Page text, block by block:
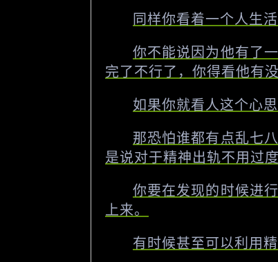
同样你看着一个人生
你不能说因为他有了
完了不行了，你得看他有
如果你就看人这个心
那恐怕谁都有点乱七
是说对于精神出轨不用过
你要在发现的时候进
上来。
有时候甚至可以利用